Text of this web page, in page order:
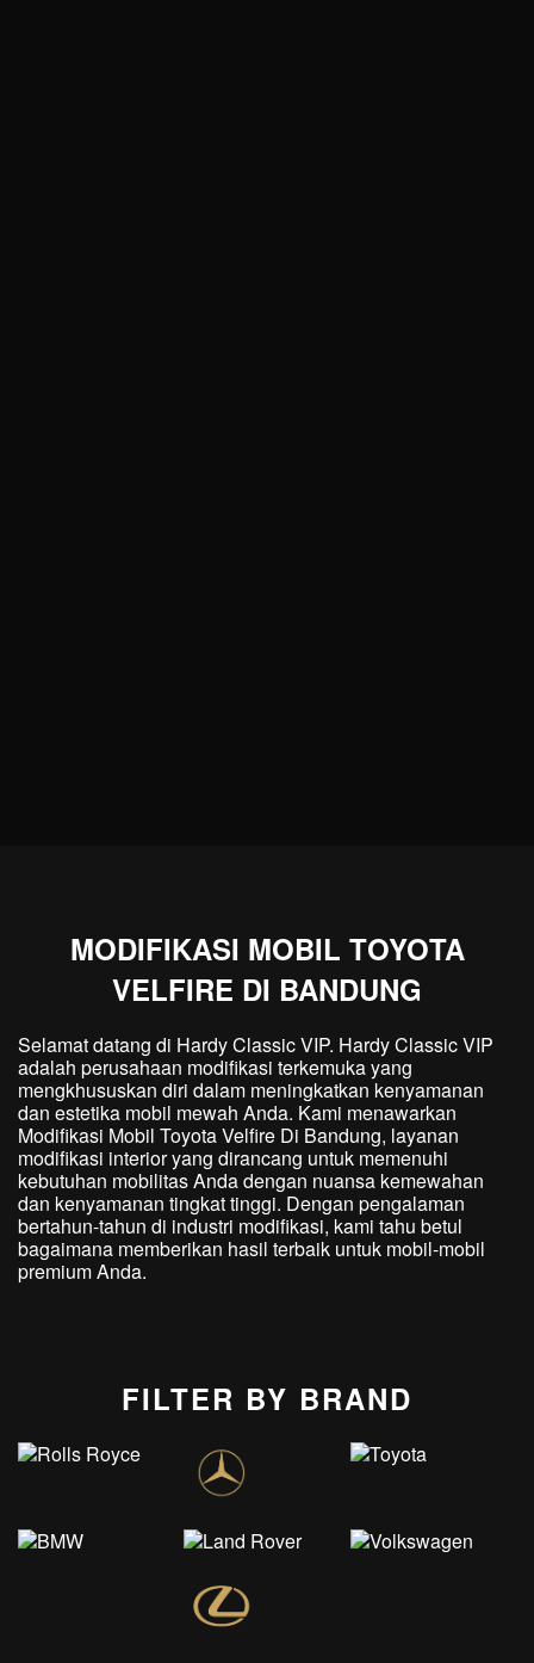
MODIFIKASI MOBIL TOYOTA
VELFIRE DI BANDUNG
Selamat datang di Hardy Classic VIP. Hardy Classic VIP
adalah perusahaan modifikasi terkemuka yang
mengkhususkan diri dalam meningkatkan kenyamanan
dan estetika mobil mewah Anda. Kami menawarkan
Modifikasi Mobil Toyota Velfire Di Bandung, layanan
modifikasi interior yang dirancang untuk memenuhi
kebutuhan mobilitas Anda dengan nuansa kemewahan
dan kenyamanan tingkat tinggi. Dengan pengalaman
bertahun-tahun di industri modifikasi, kami tahu betul
bagaimana memberikan hasil terbaik untuk mobil-mobil
premium Anda.
FILTER BY BRAND